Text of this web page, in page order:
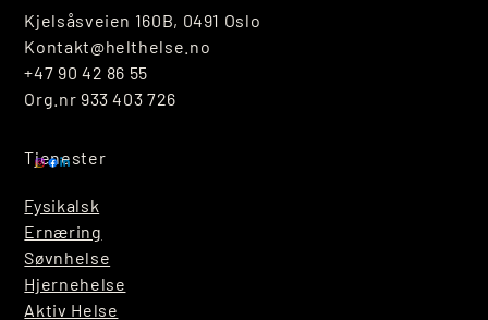
Kjelsåsveien 160B, 0491 Oslo
Kontakt@helthelse.no
+47 90 42 86 55
Org.nr 933 403 726
Tjenester
Fysikalsk
Ernæring
Søvnhelse
Hjernehelse
Aktiv Helse